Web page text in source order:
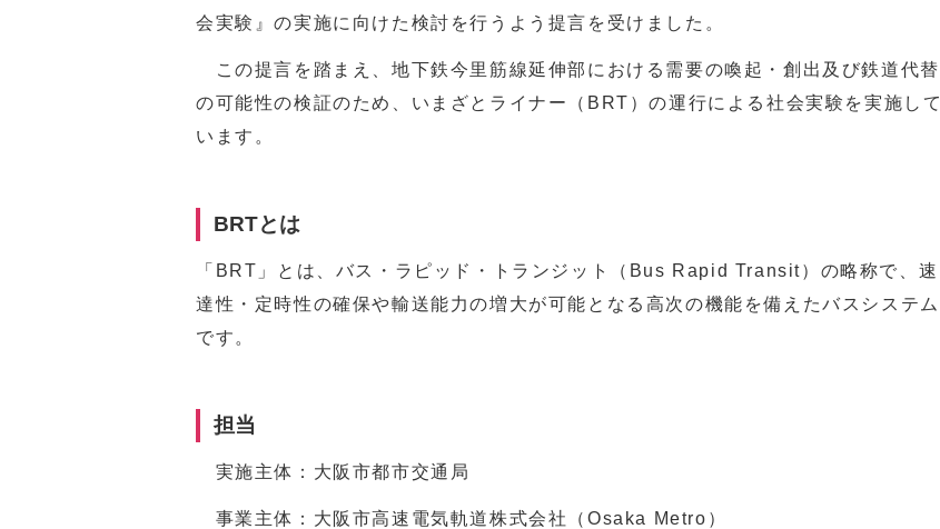
会実験』の実施に向けた検討を行うよう提言を受けました。
この提言を踏まえ、地下鉄今里筋線延伸部における需要の喚起・創出及び鉄道代替
の可能性の検証のため、いまざとライナー（BRT）の運行による社会実験を実施して
います。
BRTとは
「BRT」とは、バス・ラピッド・トランジット（Bus Rapid Transit）の略称で、速
達性・定時性の確保や輸送能力の増大が可能となる高次の機能を備えたバスシステム
です。
担当
実施主体：大阪市都市交通局
事業主体：大阪市高速電気軌道株式会社（Osaka Metro）